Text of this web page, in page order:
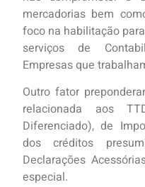
mercadorias bem
foco na habilitação
serviços de
Empresas que
Outro fator
relacionada aos
Diferenciado), de
dos créditos
Declarações
especial.